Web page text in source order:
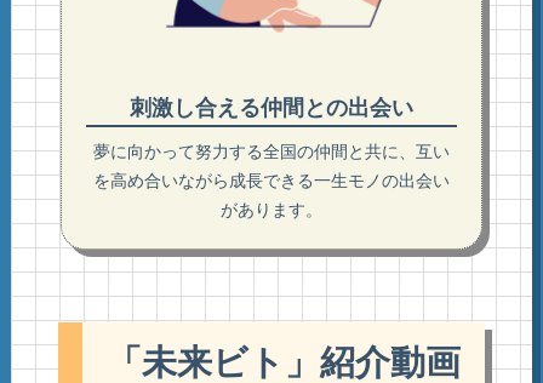
刺激し合える仲間との出会い
夢に向かって努力する全国の仲間と共に、互い
を高め合いながら成⾧できる一生モノの出会い
があります。
「未来ビト」紹介動画